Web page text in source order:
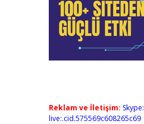
Reklam ve İletişim: Skype:
live:.cid.575569c608265c69